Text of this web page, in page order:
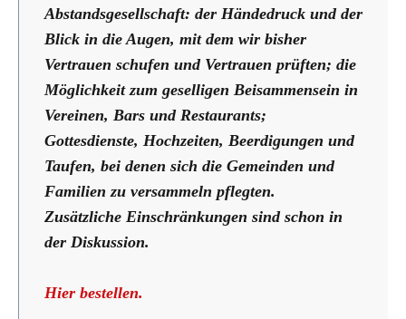
Abstandsgesellschaft: der Händedruck und der
Blick in die Augen, mit dem wir bisher
Vertrauen schufen und Vertrauen prüften; die
Möglichkeit zum geselligen Beisammensein in
Vereinen, Bars und Restaurants;
Gottesdienste, Hochzeiten, Beerdigungen und
Taufen, bei denen sich die Gemeinden und
Familien zu versammeln pflegten.
Zusätzliche Einschränkungen sind schon in
der Diskussion.
Hier bestellen.